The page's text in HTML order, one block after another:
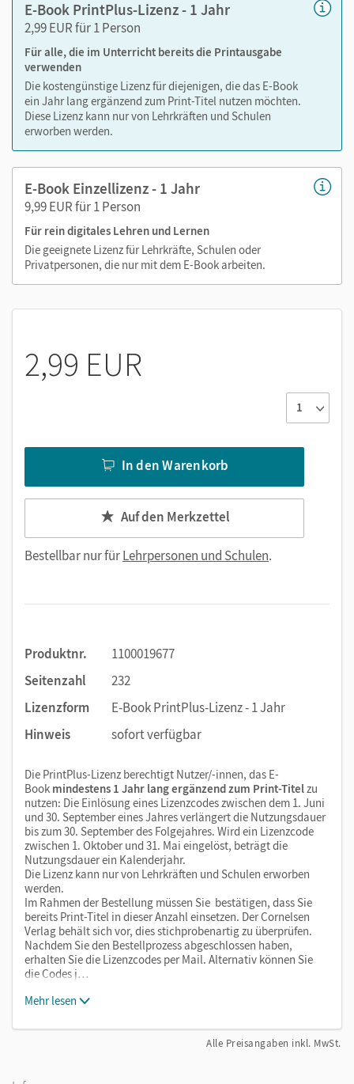
Audios
E-Book PrintPlus-Lizenz - 1 Jahr
2,99 EUR für 1 Person
Für alle, die im Unterricht bereits die Printausgabe
verwenden
Die kostengünstige Lizenz für diejenigen, die das E-Book
ein Jahr lang ergänzend zum Print-Titel nutzen möchten.
Diese Lizenz kann nur von Lehrkräften und Schulen
erworben werden.
E-Book Einzellizenz - 1 Jahr
9,99 EUR für 1 Person
Für rein digitales Lehren und Lernen
Die geeignete Lizenz für Lehrkräfte, Schulen oder
Privatpersonen, die nur mit dem E-Book arbeiten.
2,99 EUR
In den Warenkorb
Auf den Merkzettel
Bestellbar nur fürLehrpersonen und Schulen.
Produktnr.
1100019677
Seitenzahl
232
Lizenzform
E-Book PrintPlus-Lizenz - 1 Jahr
Hinweis
sofort verfügbar
Die PrintPlus-Lizenz berechtigt Nutzer/-innen, das E-
Book mindestens 1 Jahr lang ergänzend zum Print-Titelzu
nutzen: Die Einlösung eines Lizenzcodes zwischen dem 1. Juni
und 30. September eines Jahres verlängert die Nutzungsdauer
bis zum 30. September des Folgejahres. Wird ein Lizenzcode
zwischen 1. Oktober und 31. Mai eingelöst, beträgt die
Nutzungsdauer ein Kalenderjahr.
Die Lizenz kann nur von Lehrkräften und Schulen erworben
werden.
Im Rahmen der Bestellung müssen Sie bestätigen, dass Sie
bereits Print-Titel in dieser Anzahl einsetzen. Der Cornelsen
Verlag behält sich vor, dies stichprobenartig zu überprüfen.
Nachdem Sie den Bestellprozess abgeschlossen haben,
erhalten Sie die Lizenzcodes per Mail. Alternativ können Sie
die Codes j…
Mehr lesen
Alle Preisangaben inkl. MwSt.